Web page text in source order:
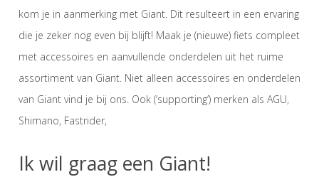
kom je in aanmerking met Giant. Dit resulteert in een ervaring
die je zeker nog even bij blijft! Maak je (nieuwe) fiets compleet
met accessoires en aanvullende onderdelen uit het ruime
assortiment van Giant. Niet alleen accessoires en onderdelen
van Giant vind je bij ons. Ook (‘supporting’) merken als AGU,
Shimano, Fastrider,
Ik wil graag een Giant!